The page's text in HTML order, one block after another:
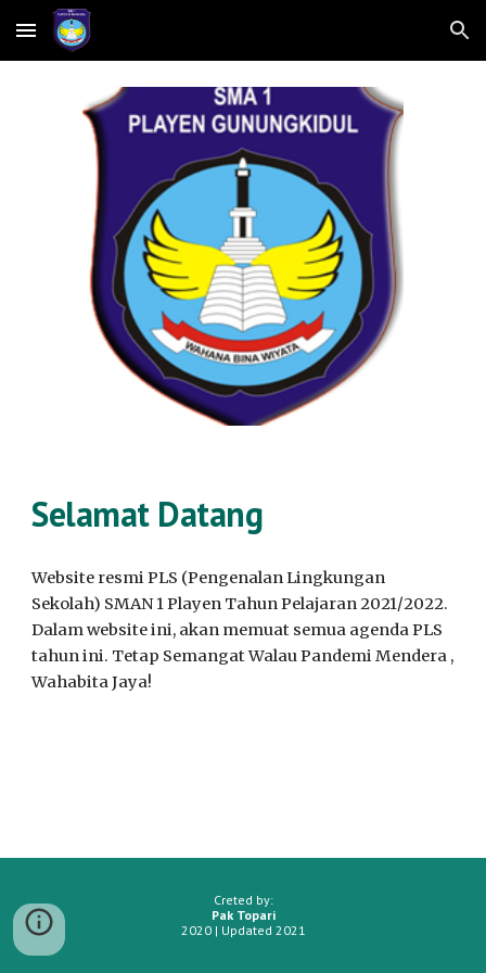
Skip to main content Skip to navigation
Selamat Datang
Website resmi PLS (Pengenalan Lingkungan
Sekolah) SMAN 1 Playen Tahun Pelajaran 2021/2022.
Dalam website ini, akan memuat semua agenda PLS
tahun ini. Tetap Semangat Walau Pandemi Mendera ,
Wahabita Jaya!
Creted by:
Pak Topari
2020 | Updated 2021